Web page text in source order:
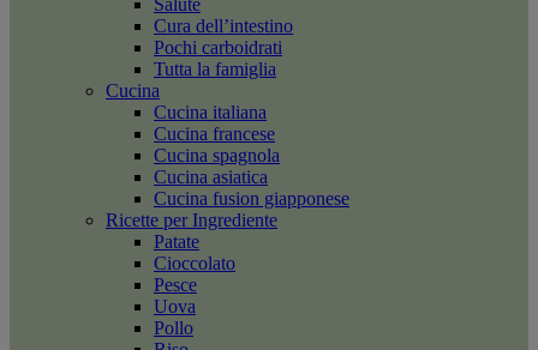
Salute
Cura dell’intestino
Pochi carboidrati
Tutta la famiglia
Cucina
Cucina italiana
Cucina francese
Cucina spagnola
Cucina asiatica
Cucina fusion giapponese
Ricette per Ingrediente
Patate
Cioccolato
Pesce
Uova
Pollo